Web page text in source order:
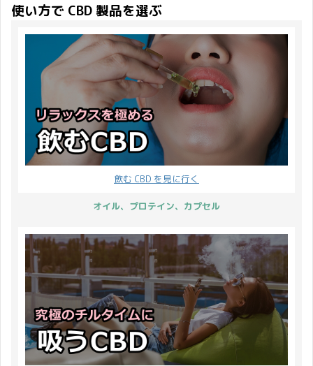
人を応援します！ キャン
ペーンの概要はこちら ↯
ポイント8倍 禁煙サポー
トプロジェクト 必ずもら
えるプレゼント それでは
禁煙サポートキャンペー
9,800円（税込） 商品を
見に行く CBD ソフトカ
プセルはそれぞれのペー
ジでご ...
ペーンの開催です。 開催
中のキャンペーン 11月
11日までの11日間！
11％オフ＆11％ポイン
トバックのイレブン祭り
開催 【期間限定】もれな
く 12% OFF クーポンが
もらえるキャンペーン開
催！ 【期間限定】総額
10万ポイント山分けキャ
ンペーン開催！ キャンペ
ーンが3つもあるとやや
どのキャンペーンも非常
にシンプルでわかりやす
いのでご安心ください。
それ ...
も、日ごろよりご愛顧い
ただいているお客さまの
おかげです。 いつも当店
をご利用いただきまして
ありがとうございます。
今年も感謝の気持ちを込
めてクリスマスプレゼン
トをご用意しました。 受
け取っていただけますと
幸いに存じます。 ドレッ
ドサンタのプレゼント内
CBD グミ CBDfx HEMP
GUMMIES AGAVE BERRY
8CT ...
使い方で CBD 製品を選ぶ
飲む CBD を見に行く
オイル、プロテイン、カプセル